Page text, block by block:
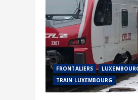
FRONTALIERS
TRAIN LUXEMBOURG